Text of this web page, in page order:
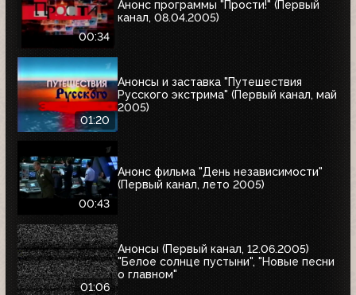
00:34
Анонс программы "Прости!" (Первый
канал, 08.04.2005)
01:20
Анонсы и заставка "Путешествия
Русского экстрима" (Первый канал, май
2005)
00:43
Анонс фильма "День независимости"
(Первый канал, лето 2005)
01:06
Анонсы (Первый канал, 12.06.2005)
"Белое солнце пустыни", "Новые песни
о главном"